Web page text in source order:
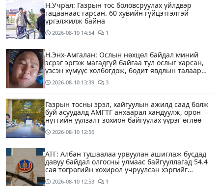
Н.Учрал: Газрын тос боловсруулах үйлдвэр
гацаанаас гарсан. 60 хувийн гүйцэтгэлтэй
үргэлжилж байна
2026-08-10 14:54 1
Н.Энх-Амгалан: Ослын нөхцөл байдал миний
эсрэг эргэж магадгүй байгаа тул ослыг харсан,
үзсэн хүмүүс холбогдож, бодит явдлын талаар
ярьж өгч тусална уу
2026-08-10 13:39 3
Газрын тосны эрэл, хайгуулын ажилд саад болж
буй асуудалд АМГТГ анхаарал хандуулж, орон
нутгийн уулзалт зохион байгуулах үүрэг өглөө
2026-08-10 12:56
АТГ: Албан тушаалаа урвуулан ашиглаж бусдад
давуу байдал олгосны улмаас байгууллагад 54.4
сая төгрөгийн хохирол учруулсан хэргийг
прокурорт шилжүүллээ
2026-08-10 12:53 1